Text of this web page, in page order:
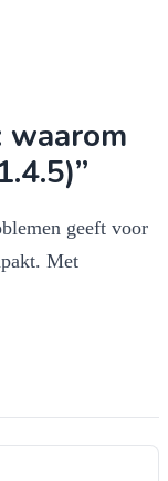
geeft voor
Met